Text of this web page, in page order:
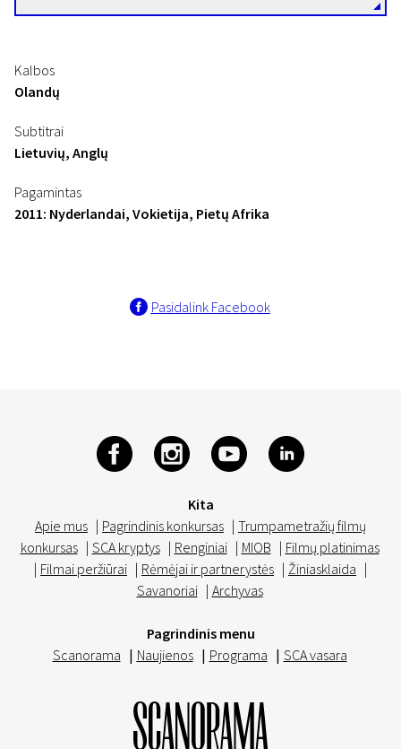
Kalbos
Olandų
Subtitrai
Lietuvių, Anglų
Pagamintas
2011: Nyderlandai, Vokietija, Pietų Afrika
Pasidalink Facebook
Kita
Apie mus | Pagrindinis konkursas | Trumpametražių filmų
konkursas | SCA kryptys | Renginiai | MIOB | Filmų platinimas
| Filmai peržiūrai | Rėmėjai ir partnerystės | Žiniasklaida |
Savanoriai | Archyvas
Pagrindinis menu
Scanorama | Naujienos | Programa | SCA vasara